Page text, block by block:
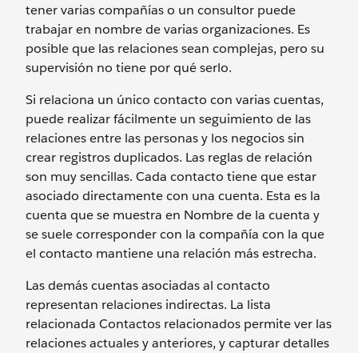
tener varias compañías o un consultor puede
trabajar en nombre de varias organizaciones. Es
posible que las relaciones sean complejas, pero su
supervisión no tiene por qué serlo.
Si relaciona un único contacto con varias cuentas,
puede realizar fácilmente un seguimiento de las
relaciones entre las personas y los negocios sin
crear registros duplicados. Las reglas de relación
son muy sencillas. Cada contacto tiene que estar
asociado directamente con una cuenta. Esta es la
cuenta que se muestra en Nombre de la cuenta y
se suele corresponder con la compañía con la que
el contacto mantiene una relación más estrecha.
Las demás cuentas asociadas al contacto
representan relaciones indirectas. La lista
relacionada Contactos relacionados permite ver las
relaciones actuales y anteriores, y capturar detalles